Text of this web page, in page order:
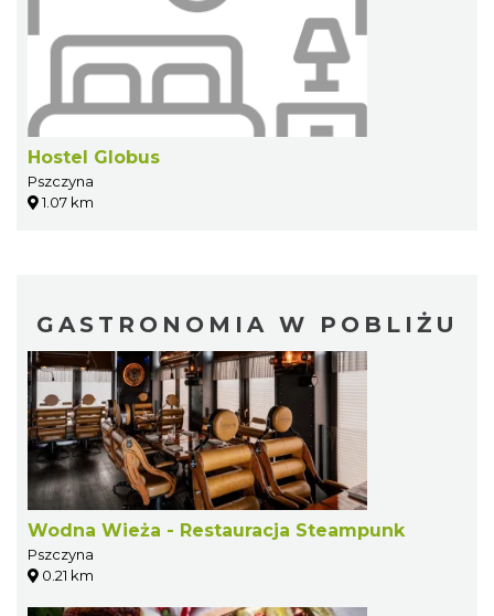
Hostel Globus
Pszczyna
1.07 km
GASTRONOMIA W POBLIŻU
Wodna Wieża - Restauracja Steampunk
Pszczyna
0.21 km